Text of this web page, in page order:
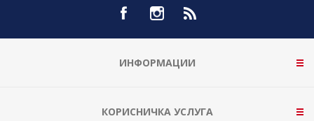
ИНФОРМАЦИИ
КОРИСНИЧКА УСЛУГА